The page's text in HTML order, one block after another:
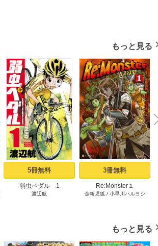
もっと見る
5冊無料
弱虫ペダル 1
渡辺航
3冊無料
Re:Monster１
金斬児狐 / 小早川ハルヨシ
N
e
x
t
もっと見る